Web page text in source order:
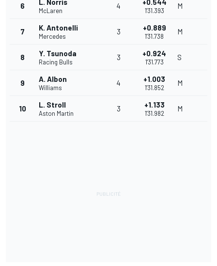
6 L. Norris
McLaren
4 +0.544
1'31.393
M
7 K. Antonelli
Mercedes
3 +0.889
1'31.738
M
8 Y. Tsunoda
Racing Bulls
3 +0.924
1'31.773
S
9 A. Albon
Williams
4 +1.003
1'31.852
M
10 L. Stroll
Aston Martin
3 +1.133
1'31.982
M